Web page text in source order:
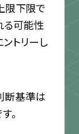
限下限で
る可能性
トリーし
断基準は
。